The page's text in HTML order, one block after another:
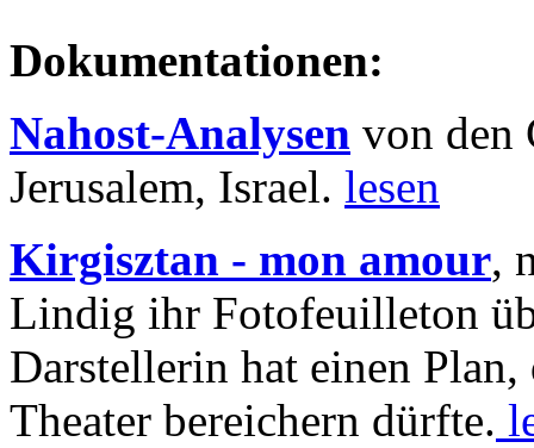
Dokumentationen:
Nahost-Analysen von den
Jerusalem, Israel. lesen
Kirgisztan - mon amour,
Lindig ihr Fotofeuilleton
Darstellerin hat einen Plan,
Theater bereichern dürfte.